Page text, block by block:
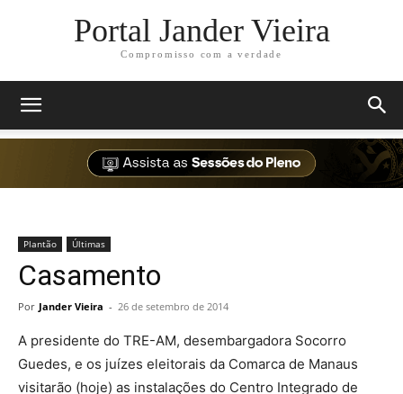
Portal Jander Vieira
Compromisso com a verdade
Plantão Últimas
Casamento
Por Jander Vieira - 26 de setembro de 2014
A presidente do TRE-AM, desembargadora Socorro
Guedes, e os juízes eleitorais da Comarca de Manaus
visitarão (hoje) as instalações do Centro Integrado de